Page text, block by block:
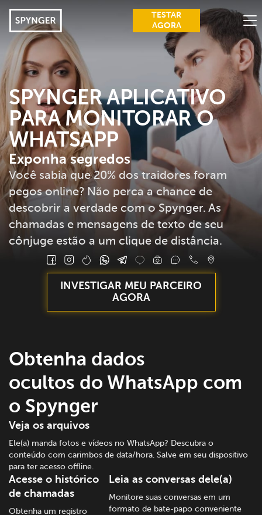
FUNÇÕES
SINAIS DE TRAIÇÃO
BENEFÍCIOS
AVALIAÇÕES
GUIAS
ENTRAR
PERGUNTAS FREQUENTES
BLOG
TESTAR
AGORA
SPYNGER APLICATIVO
PARA MONITORAR O
WHATSAPP
Exponha segredos
Você sabia que 20% dos traidores foram
pegos online? Não perca a chance de
descobrir a verdade com o Spynger. As
chamadas e mensagens de texto de seu
cônjuge estão a um clique de distância.
INVESTIGAR MEU PARCEIRO
AGORA
Obtenha dados
ocultos do WhatsApp com
o Spynger
Veja os arquivos
Ele(a) manda fotos e vídeos no WhatsApp? Descubra o
conteúdo com carimbos de data/hora. Salve em seu dispositivo
para ter acesso offline.
Acesse o histórico
de chamadas
Obtenha um registro
Leia as conversas dele(a)
Monitore suas conversas em um
formato de bate-papo conveniente